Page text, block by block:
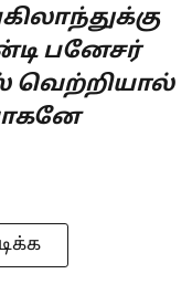
பனேசர்
வெற்றியால்